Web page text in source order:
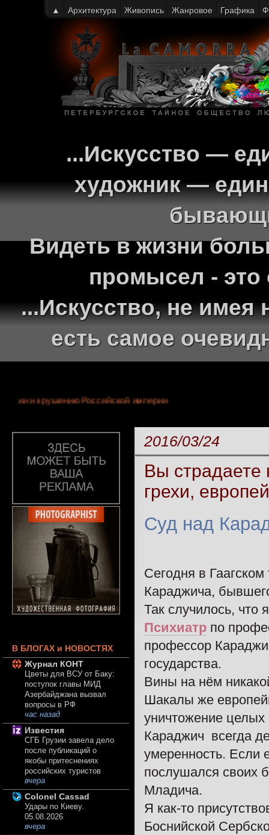
...Искусство —
художник —
Видеть в жизни
промысел - это
...Искусство, не
есть самое
монархии и крушению Российской империи
2016/03/24
Вы страдаете
грехи,
Суд над
Сегодня в
Караджича,
Так случилось,
Психиатр по
профессор
государства.
Вины на нём
Шакалы же
уничтожение целых
Караджич всегда
умеренность. Если
послушался своих
Младича.
Я как-то
Боснийской
В БЛОГАХ и НОВОСТЯХ
Журнал КОНТ
Цветы для ВСУ от Баку:
поступок главы МИД
Азербайджана вызвал
вопросы в РФ
час назад
Известия
СГБ Грузии завела дело
после публикаций о
якобы притеснениях
российских туристов
вчера
Colonel Cassad
Удары по Киеву.
05.08.2026
вчера
▲ Архитектура Живопись Жанровое Графика